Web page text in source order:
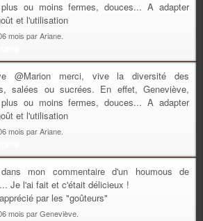
ou moins fermes, douces... A adapter
et l'utilisation
mois par Ariane.
@Marion merci, vive la diversité des
salées ou sucrées. En effet, Geneviève,
ou moins fermes, douces... A adapter
et l'utilisation
mois par Ariane.
mon commentaire d'un houmous de
Je l'ai fait et c'était délicieux !
par les "goûteurs"
mois par Geneviève.